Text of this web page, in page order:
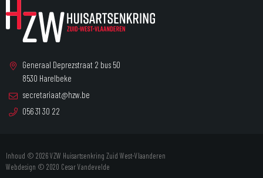
Generaal Deprezstraat 2 bus 50
8530 Harelbeke
secretariaat@hzw.be
056 31 30 22
Inhoud © 2026 VZW Huisartsenkring Zuid West-Vlaanderen
Webdesign © 2020 Cesar Vandevelde